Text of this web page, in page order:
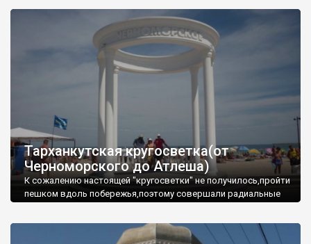
Тарханкутская кругосветка(от
Черноморского до Атлеша)
К сожалению настоящей "кругосветки" не получилось,пройти
пешком вдоль побережья,поэтому совершали радиальные